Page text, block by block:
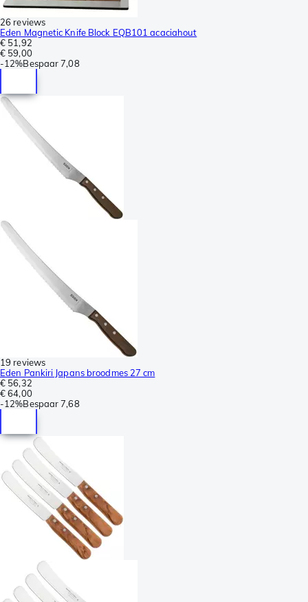
26 reviews
Eden Magnetic Knife Block EQB101 acaciahout
€ 51,92
€ 59,00
-12%Bespaar 7,08
19 reviews
Eden Pankiri Japans broodmes 27 cm
€ 56,32
€ 64,00
-12%Bespaar 7,68